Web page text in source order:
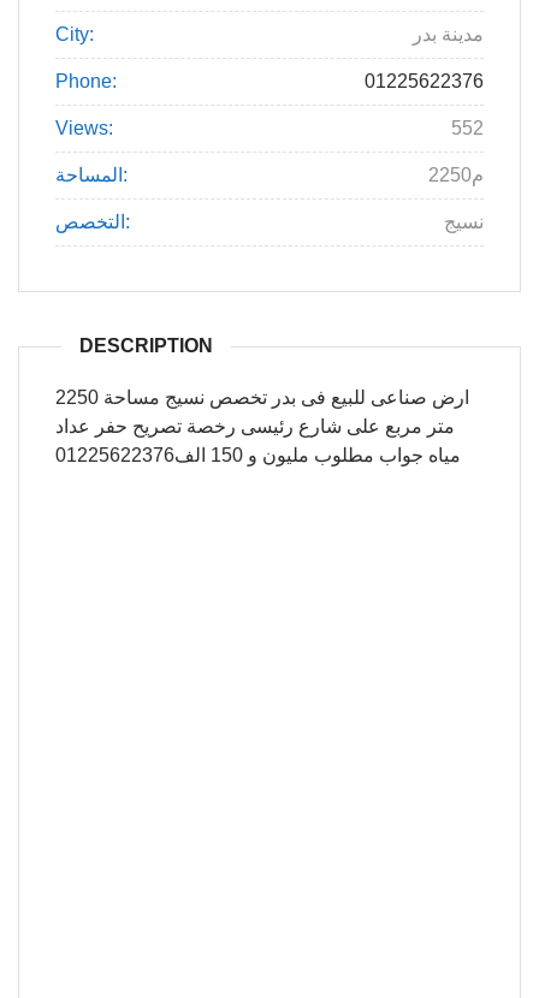
City: مدينة بدر
Phone: 01225622376
Views: 552
المساحة: 2250م
التخصص: نسيج
DESCRIPTION
ارض صناعى للبيع فى بدر تخصص نسيج مساحة 2250
متر مربع على شارع رئيسى رخصة تصريح حفر عداد
مياه جواب مطلوب مليون و 150 الف01225622376